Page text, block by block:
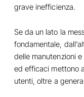
grave inefficienza.
Se da un lato la
fondamentale,
delle manutenzioni
ed efficaci mettono
utenti, oltre a